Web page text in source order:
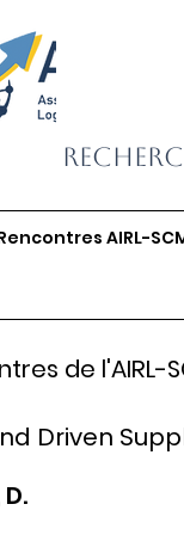
AIRL-
de l'AIRL-
Driven